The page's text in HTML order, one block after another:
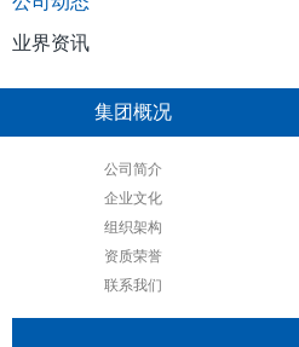
业界资讯
集团概况
公司简介
企业文化
组织架构
资质荣誉
联系我们